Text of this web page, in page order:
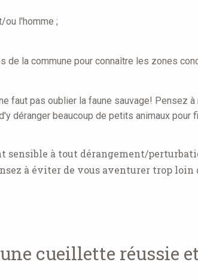
ou l'homme ;
la commune pour connaître les zones
faut pas oublier la faune sauvage! Pensez
déranger beaucoup de petits animaux pour
à tout dérangement/
à éviter de vous aventurer trop
cueillette réussie